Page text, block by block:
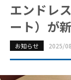
エンドレ
ート）が
お知らせ 2025/